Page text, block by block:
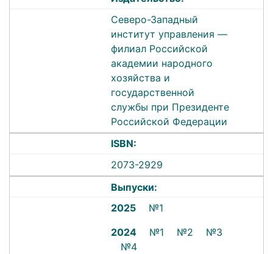
Северо-Западный
институт управления —
филиал Российской
академии народного
хозяйства и
государственной
службы при Президенте
Российской Федерации
ISBN:
2073-2929
Выпуски:
2025
№1
2024
№1 №2
№3
№4